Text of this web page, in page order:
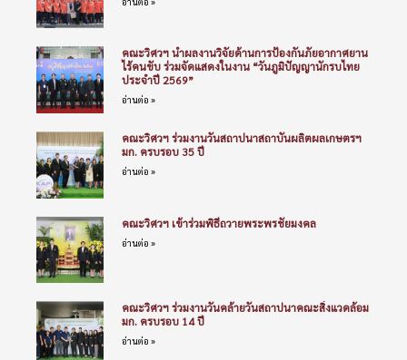
คณะวิศวฯ นำผลงานวิจัยด้านการป้องกันภัยอากาศยาน
ไร้คนขับ ร่วมจัดแสดงในงาน “วันภูมิปัญญานักรบไทย
ประจำปี 2569”
อ่านต่อ »
คณะวิศวฯ ร่วมงานวันสถาปนาสถาบันผลิตผลเกษตรฯ
มก. ครบรอบ 35 ปี
อ่านต่อ »
คณะวิศวฯ เข้าร่วมพิธีถวายพระพรชัยมงคล
อ่านต่อ »
คณะวิศวฯ ร่วมงานวันคล้ายวันสถาปนาคณะสิ่งแวดล้อม
มก. ครบรอบ 14 ปี
อ่านต่อ »